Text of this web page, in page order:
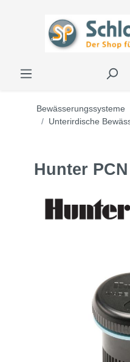
Bewässerungssysteme
Unterirdische
Hunter